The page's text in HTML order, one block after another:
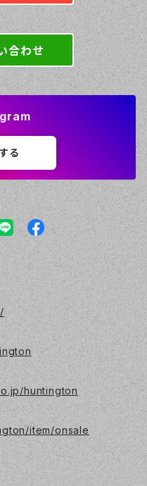
合わせ
る
huntington
item/onsale